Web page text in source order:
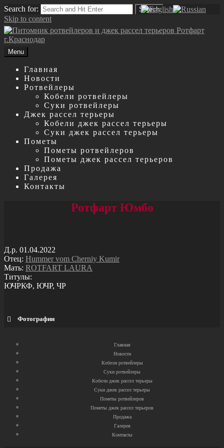
Search for: Search
Skip to content
Menu
Главная
Новости
Ротвейлеры
Кобели ротвейлеры
Суки ротвейлеры
Джек рассел терьеры
Кобели джек рассел терьеры
Суки джек рассел терьеры
Пометы
Пометы ротвейлеров
Пометы джек рассел терьеров
Продажа
Галерея
Контакты
Ротфарт Юмбо
Д.р. 01.04.2022
Отец: Hummer vom Cherniy Kumir
Мать: ROTFART LAURA
Титулы:
ЮЧРКФ, ЮЧР, ЧР
Фотографии
Главная
Новости
Кобели ротвейлеры
Суки ротвейлеры
Кобели джек рассел терьеры
Суки джек рассел терьеры
Пометы ротвейлеров
Пометы джек рассел терьеров
Продажа
Галерея
Контакты